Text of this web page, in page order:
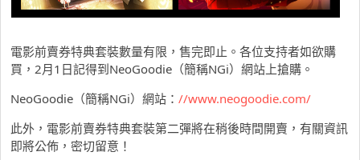
電影前賣券特典套裝數量有限，售完即止。各位支持者如欲購
買，2月1日記得到NeoGoodie（簡稱NGi）網站上搶購。
NeoGoodie（簡稱NGi）網站： //www.neogoodie.com/
此外，電影前賣券特典套裝第二彈將在稍後時間開賣，有關資訊
即將公佈，密切留意！